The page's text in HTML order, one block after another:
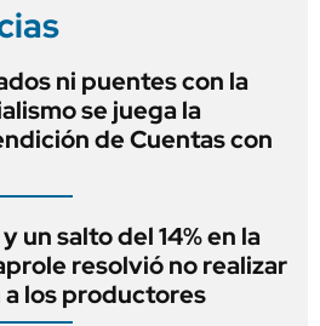
ni puentes con la
se juega la
de Cuentas con
un salto del 14% en la
resolvió no realizar
los productores